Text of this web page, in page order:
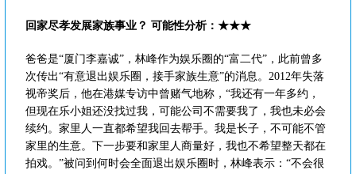
回家尽孝发展家族事业？ 可能性分析：★★★
爸爸是“厦门李嘉诚”，林峰作为娱乐圈的“富二代”，此前曾多
次传出“有意退出娱乐圈，接手家族生意”的消息。2012年失落
视帝奖后，他在港媒专访中曾赌气地称，“我还有一年多约，
但现在乐小姐还没找过我，可能公司不需要我了，我也未必会
续约。家里人一直都希望我回去帮手。我是长子，不可能不管
家里的生意。下一步要和家里人商量好，我也不希望整天都在
拍戏。”被问到何时会全面退出娱乐圈时，林峰表示：“不会很